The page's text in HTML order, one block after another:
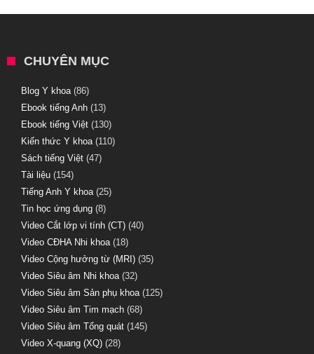
CHUYÊN MỤC
Blog Y khoa(86)
Ebook tiếng Anh (13)
Ebook tiếng Việt (130)
Kiến thức Y khoa(110)
Sách tiếng Việt (47)
Tài liệu (154)
Tiếng Anh Y khoa(25)
Tin học ứng dụng (8)
Video Cắt lớp vi tính (CT) (40)
Video CĐHA Nhi khoa(18)
Video Cộng hưởng từ (MRI) (35)
Video Siêu âm Nhi khoa(32)
Video Siêu âm Sản phụ khoa(125)
Video Siêu âm Tim mạch (68)
Video Siêu âm Tổng quát (145)
Video X-quang (XQ) (28)